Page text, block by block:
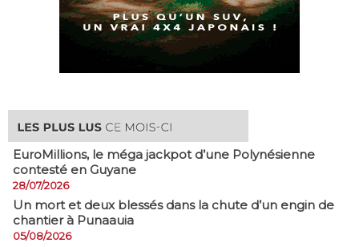
EuroMillions, ​le méga jackpot d’une Polynésienne
contesté en Guyane
28/07/2026
​Un mort et deux blessés dans la chute d’un engin de
chantier à Punaauia
05/08/2026